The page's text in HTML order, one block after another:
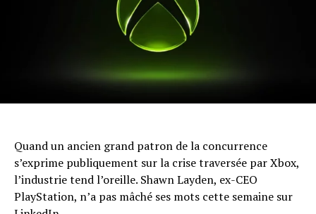
Quand un ancien grand patron de la concurrence
s’exprime publiquement sur la crise traversée par Xbox,
l’industrie tend l’oreille. Shawn Layden, ex-CEO
PlayStation, n’a pas mâché ses mots cette semaine sur